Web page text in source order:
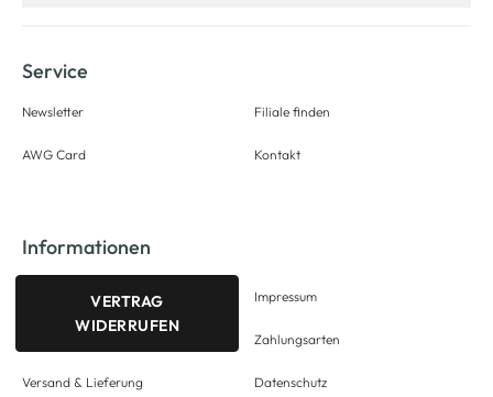
Service
Newsletter
AWG Card
Filiale finden
Kontakt
Informationen
VERTRAG
WIDERRUFEN
Versand & Lieferung
Impressum
Zahlungsarten
Datenschutz